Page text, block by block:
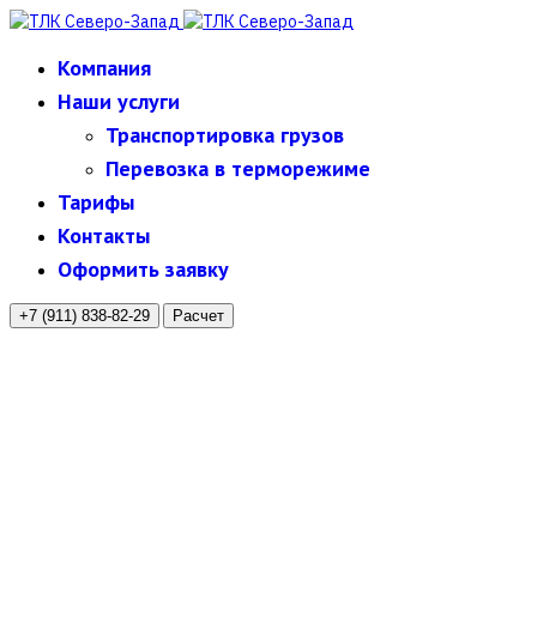
Компания
Наши услуги
Транспортировка грузов
Перевозка в терморежиме
Тарифы
Контакты
Оформить заявку
+7 (911) 838-82-29 Расчет